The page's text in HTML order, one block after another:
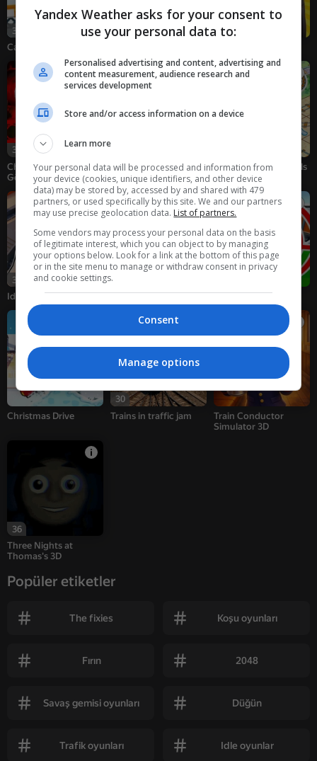
39
Car Parkour
42
34
39
Choo Choo Charles ve
Gökkuşağı Arkadaşları
Nubik Metro Oyun
Alanı
Sliding Puzzle on Rails
36
Idle Subway Tycoon
Köprü inşaa et
Destroy the Train
Christmas Drive
30
Trains in traffic jam
Train Conductor
Simulator 3D
36
Three Nights at
Thomas's 3D
Popüler etiketler
The fixies Koşu oyunları
Fırın 2048
Savaş gemisi oyunları Düğün
Trafik oyunları Idle oyunlar
Yandex Weather asks for your consent to
use your personal data to:
Personalised advertising and content, advertising and
content measurement, audience research and
services development
Store and/or access information on a device
Learn more
Your personal data will be processed and information from
your device (cookies, unique identifiers, and other device
data) may be stored by, accessed by and shared with 479
partners, or used specifically by this site. We and our partners
may use precise geolocation data. List of partners.
Some vendors may process your personal data on the basis
of legitimate interest, which you can object to by managing
your options below. Look for a link at the bottom of this page
or in the site menu to manage or withdraw consent in privacy
and cookie settings.
Consent
Manage options